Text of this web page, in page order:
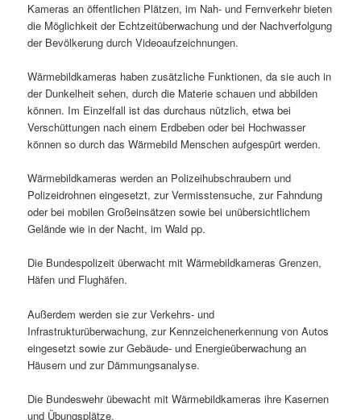
Kameras an öffentlichen Plätzen, im Nah- und Fernverkehr bieten
die Möglichkeit der Echtzeitüberwachung und der Nachverfolgung
der Bevölkerung durch Videoaufzeichnungen.
Wärmebildkameras haben zusätzliche Funktionen, da sie auch in
der Dunkelheit sehen, durch die Materie schauen und abbilden
können. Im Einzelfall ist das durchaus nützlich, etwa bei
Verschüttungen nach einem Erdbeben oder bei Hochwasser
können so durch das Wärmebild Menschen aufgespürt werden.
Wärmebildkameras werden an Polizeihubschraubern und
Polizeidrohnen eingesetzt, zur Vermisstensuche, zur Fahndung
oder bei mobilen Großeinsätzen sowie bei unübersichtlichem
Gelände wie in der Nacht, im Wald pp.
Die Bundespolizeit überwacht mit Wärmebildkameras Grenzen,
Häfen und Flughäfen.
Außerdem werden sie zur Verkehrs- und
Infrastrukturüberwachung, zur Kennzeichenerkennung von Autos
eingesetzt sowie zur Gebäude- und Energieüberwachung an
Häusern und zur Dämmungsanalyse.
Die Bundeswehr übewacht mit Wärmebildkameras ihre Kasernen
und Übungsplätze.